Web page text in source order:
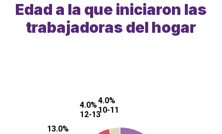
Edad a la que iniciaron las
trabajadoras del hogar
13.0%
13.0%
4.0%
12-13
4.0%
12-13
4.0%
10-11
4.0%
10-11